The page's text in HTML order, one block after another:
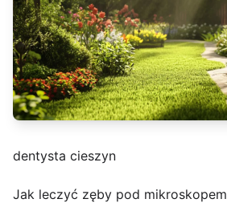
dentysta cieszyn
Jak leczyć zęby pod mikroskopem